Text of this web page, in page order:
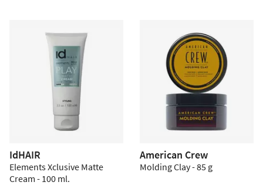
IdHAIR
Elements Xclusive Matte
Cream - 100 ml.
American Crew
Molding Clay - 85 g